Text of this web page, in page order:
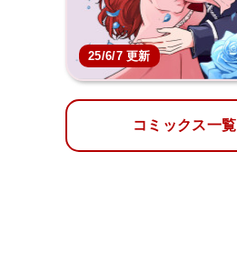
25/6/7 更新
コミックス一覧